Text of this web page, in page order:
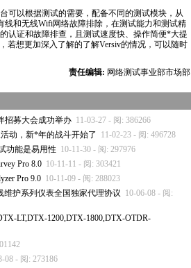
可以根据测试的需要，配备不同的测试模块，从
线和无线Wifi网络故障排除，在测试能力和测试精
的认证和故障排查，且测试速度快、操作简便*大提
若想更加深入了解的了解Versiv的情况，可以随时
责任编辑: 网络测试事业部市场部
招募大会成功举办 11-03-27 - 阅: 386266
动，新*年的战斗开始了
11-02-23 - 阅: 496728
功能是易用性 10-11-30 - 阅: 297976
Pro 8.0 10-11-11 - 阅: 303421
Pro 9.0 10-11-09 - 阅: 288023
维护系列仪表全国独家代理协议 10-06-08 - 阅:
LT,DTX-1200,DTX-1800,DTX-OTDR-
08 - 阅: 273186